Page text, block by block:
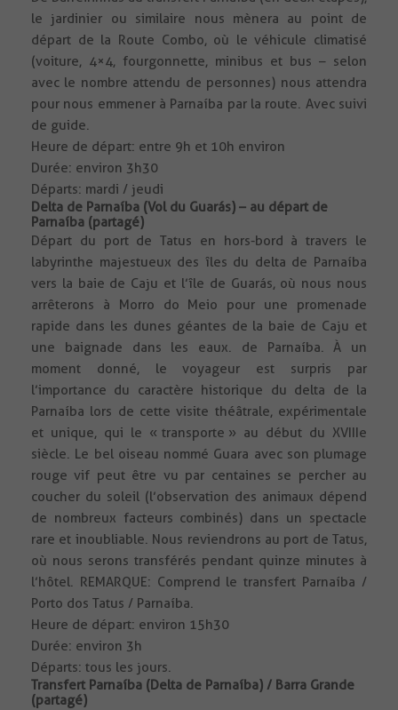
le jardinier ou similaire nous mènera au point de
départ de la Route Combo, où le véhicule climatisé
(voiture, 4×4, fourgonnette, minibus et bus – selon
avec le nombre attendu de personnes) nous attendra
pour nous emmener à Parnaíba par la route. Avec suivi
de guide.
Heure de départ: entre 9h et 10h environ
Durée: environ 3h30
Départs: mardi / jeudi
Delta de Parnaíba (Vol du Guarás) – au départ de
Parnaíba (partagé)
Départ du port de Tatus en hors-bord à travers le
labyrinthe majestueux des îles du delta de Parnaíba
vers la baie de Caju et l’île de Guarás, où nous nous
arrêterons à Morro do Meio pour une promenade
rapide dans les dunes géantes de la baie de Caju et
une baignade dans les eaux. de Parnaíba. À un
moment donné, le voyageur est surpris par
l’importance du caractère historique du delta de la
Parnaíba lors de cette visite théâtrale, expérimentale
et unique, qui le « transporte » au début du XVIIIe
siècle. Le bel oiseau nommé Guara avec son plumage
rouge vif peut être vu par centaines se percher au
coucher du soleil (l’observation des animaux dépend
de nombreux facteurs combinés) dans un spectacle
rare et inoubliable. Nous reviendrons au port de Tatus,
où nous serons transférés pendant quinze minutes à
l’hôtel. REMARQUE: Comprend le transfert Parnaíba /
Porto dos Tatus / Parnaíba.
Heure de départ: environ 15h30
Durée: environ 3h
Départs: tous les jours.
Transfert Parnaíba (Delta de Parnaíba) / Barra Grande
(partagé)